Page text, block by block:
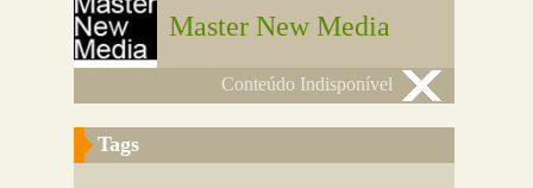
Master New Media
Conteúdo Indisponível
Tags